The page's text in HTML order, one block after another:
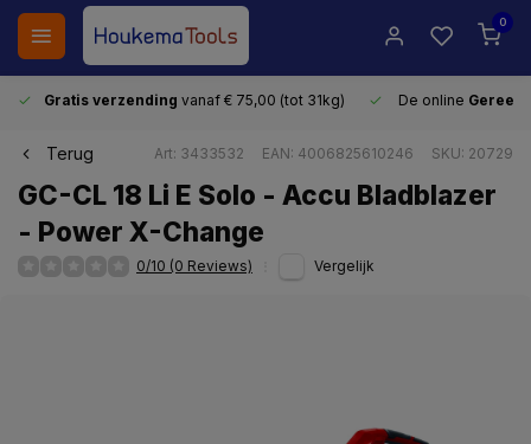
0
Gratis verzending vanaf € 75,00 (tot 31kg) De online
Terug Art: 3433532 EAN: 4006825610246 SKU: 20729
GC-CL 18 Li E Solo - Accu Bladblazer
- Power X-Change
0/10 (0 Reviews) Vergelijk